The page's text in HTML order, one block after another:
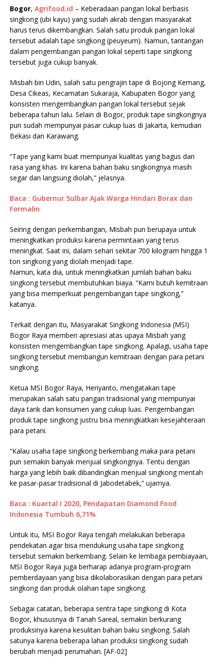
Bogor, Agrifood.id – Keberadaan pangan lokal berbasis
singkong (ubi kayu) yang sudah akrab dengan masyarakat
harus terus dikembangkan. Salah satu produk pangan lokal
tersebut adalah tape singkong (peuyeum). Namun, tantangan
dalam pengembangan pangan lokal seperti tape singkong
tersebut juga cukup banyak.
Misbah bin Udin, salah satu pengrajin tape di Bojong Kemang,
Desa Cikeas, Kecamatan Sukaraja, Kabupaten Bogor yang
konsisten mengembangkan pangan lokal tersebut sejak
beberapa tahun lalu. Selain di Bogor, produk tape singkongnya
pun sudah mempunyai pasar cukup luas di Jakarta, kemudian
Bekasi dan Karawang.
“Tape yang kami buat mempunyai kualitas yang bagus dan
rasa yang khas. Ini karena bahan baku singkongnya masih
segar dan langsung diolah,” jelasnya.
Baca : Gubernur Sulbar Ajak Warga Hindari Borax dan
Formalin
Seiring dengan perkembangan, Misbah pun berupaya untuk
meningkatkan produksi karena permintaan yang terus
meningkat. Saat ini, dalam sehari sekitar 700 kilogram hingga 1
ton singkong yang diolah menjadi tape.
Namun, kata dia, untuk meningkatkan jumlah bahan baku
singkong tersebut membutuhkan biaya. “Kami butuh kemitraan
yang bisa memperkuat pengembangan tape singkong,”
katanya.
Terkait dengan itu, Masyarakat Singkong Indonesia (MSI)
Bogor Raya memberi apresiasi atas upaya Misbah yang
konsisten mengembangkan tape singkong. Apalagi, usaha tape
singkong tersebut membangun kemitraan dengan para petani
singkong.
Ketua MSI Bogor Raya, Heriyanto, mengatakan tape
merupakan salah satu pangan tradisional yang mempunyai
daya tarik dan konsumen yang cukup luas. Pengembangan
produk tape singkong justru bisa meningkatkan kesejahteraan
para petani.
“Kalau usaha tape singkong berkembang maka para petani
pun semakin banyak menjual singkongnya. Tentu dengan
harga yang lebih baik dibandingkan menjual singkong mentah
ke pasar-pasar tradisional di Jabodetabek,” ujarnya.
Baca : Kuartal I 2020, Pendapatan Diamond Food
Indonesia Tumbuh 6,71%
Untuk itu, MSI Bogor Raya tengah melakukan beberapa
pendekatan agar bisa mendukung usaha tape singkong
tersebut semakin berkembang. Selain ke lembaga pembiayaan,
MSI Bogor Raya juga berharap adanya program-program
pemberdayaan yang bisa dikolaborasikan dengan para petani
singkong dan produk olahan tape singkong.
Sebagai catatan, beberapa sentra tape singkong di Kota
Bogor, khususnya di Tanah Sareal, semakin berkurang
produksinya karena kesulitan bahan baku singkong. Salah
satunya karena beberapa lahan produksi singkong sudah
berubah menjadi perumahan. [AF-02]